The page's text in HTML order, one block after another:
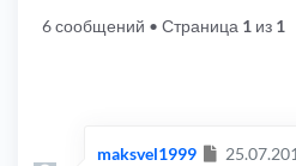
6 сообщений • Страница 1 из 1
maksvel1999